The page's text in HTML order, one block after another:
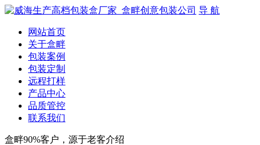
导 航
网站首页
关于盒畔
包装案例
包装定制
远程打样
产品中心
品质管控
联系我们
盒畔90%客户，源于老客介绍